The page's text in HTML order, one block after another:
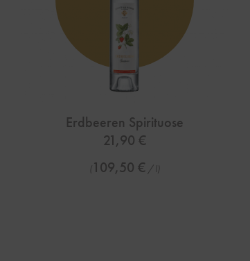
Erdbeeren Spirituose
21,90 €
(109,50 € / l)